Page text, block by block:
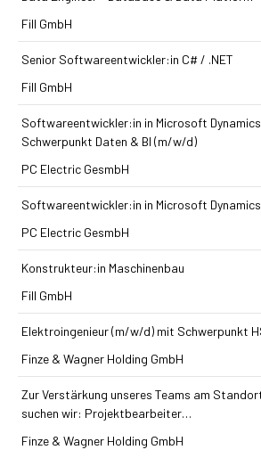
Fill GmbH
Senior Softwareentwickler:in C# / .NET
Fill GmbH
Softwareentwickler:in in Microsoft
Schwerpunkt Daten & BI (m/w/d)
PC Electric GesmbH
Softwareentwickler:in in Microsoft
PC Electric GesmbH
Konstrukteur:in Maschinenbau
Fill GmbH
Elektroingenieur (m/w/d) mit Schwerpunkt
Finze & Wagner Holding GmbH
Zur Verstärkung unseres Teams am
suchen wir: Projektbearbeiter…
Finze & Wagner Holding GmbH